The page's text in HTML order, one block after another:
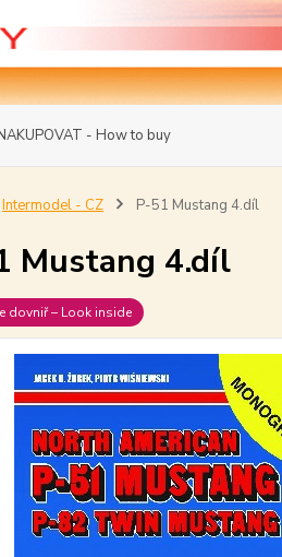
- How to buy
Intermodel - CZ P-51 Mustang 4.díl
Mustang 4.díl
dovniř – Look inside